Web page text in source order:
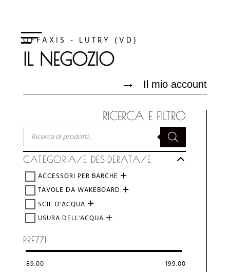
OFFAXIS - LUTRY (VD)
IL NEGOZIO
→ Il mio account
RICERCA E FILTRO
RICERCA
PRODOTTI
CATEGORIA/E DESIDERATA/E
ACCESSORI PER BARCHE
TAVOLE DA WAKEBOARD
SCIE D'ACQUA
USURA DELL'ACQUA
PREZZI
89.00 199.00